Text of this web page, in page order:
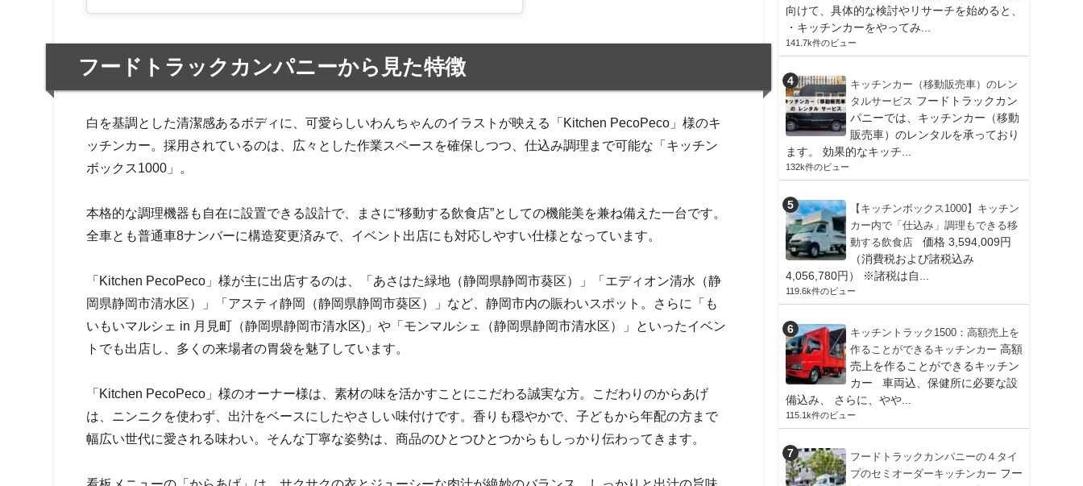
フードトラックカンパニーから見た特徴
白を基調とした清潔感あるボディに、可愛らしいわんちゃんのイラストが映える「Kitchen PecoPeco」様のキ
ッチンカー。採用されているのは、広々とした作業スペースを確保しつつ、仕込み調理まで可能な「キッチン
ボックス1000」。
本格的な調理機器も自在に設置できる設計で、まさに“移動する飲食店”としての機能美を兼ね備えた一台です。
全車とも普通車8ナンバーに構造変更済みで、イベント出店にも対応しやすい仕様となっています。
「Kitchen PecoPeco」様が主に出店するのは、「あさはた緑地（静岡県静岡市葵区）」「エディオン清水（静
岡県静岡市清水区）」「アスティ静岡（静岡県静岡市葵区）」など、静岡市内の賑わいスポット。さらに「も
いもいマルシェ in 月見町（静岡県静岡市清水区)」や「モンマルシェ（静岡県静岡市清水区）」といったイベン
トでも出店し、多くの来場者の胃袋を魅了しています。
「Kitchen PecoPeco」様のオーナー様は、素材の味を活かすことにこだわる誠実な方。こだわりのからあげ
は、ニンニクを使わず、出汁をベースにしたやさしい味付けです。香りも穏やかで、子どもから年配の方まで
幅広い世代に愛される味わい。そんな丁寧な姿勢は、商品のひとつひとつからもしっかり伝わってきます。
看板メニューの「からあげ」は、サクサクの衣とジューシーな肉汁が絶妙のバランス。しっかりと出汁の旨味
向けて、具体的な検討やリサーチを始めると、
・キッチンカーをやってみ...
141.7k件のビュー
キッチンカー（移動販売車）のレン
タルサービス フードトラックカン
パニーでは、キッチンカー（移動
販売車）のレンタルを承っており
ます。 効果的なキッチ...
132k件のビュー
【キッチンボックス1000】キッチン
カー内で「仕込み」調理もできる移
動する飲食店
価格 3,594,009円
（消費税および諸税込み
4,056,780円） ※諸税は自...
119.6k件のビュー
キッチントラック1500：高額売上を
作ることができるキッチンカー 高額
売上を作ることができるキッチン
カー 車両込、保健所に必要な設
備込み、 さらに、やや...
115.1k件のビュー
フードトラックカンパニーの４タイ
プのセミオーダーキッチンカー フー